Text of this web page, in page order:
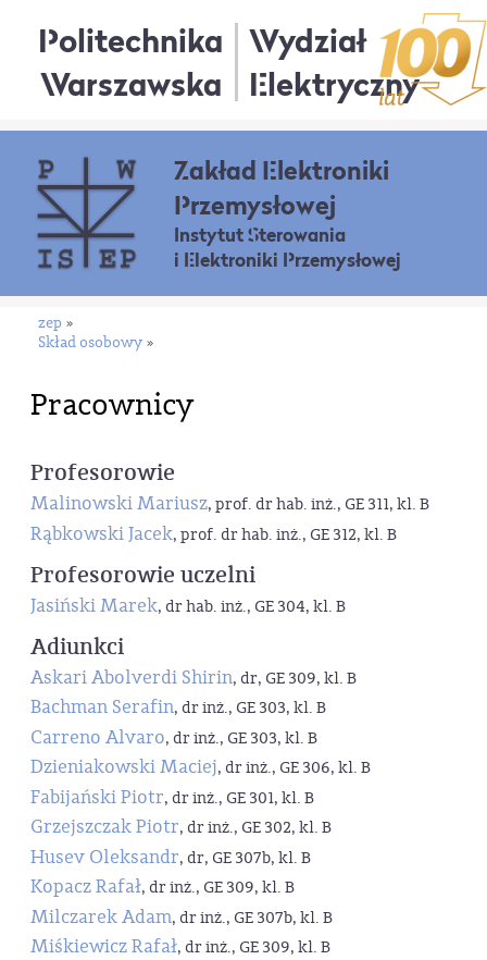
Politechnika
Warszawska
Wydział
Elektryczny
Zakład Elektroniki
Przemysłowej
Instytut Sterowania
i Elektroniki Przemysłowej
zep »
Skład osobowy »
Pracownicy
Profesorowie
Malinowski Mariusz, prof. dr hab. inż., GE 311, kl. B
Rąbkowski Jacek, prof. dr hab. inż., GE 312, kl. B
Profesorowie uczelni
Jasiński Marek, dr hab. inż., GE 304, kl. B
Adiunkci
Askari Abolverdi Shirin, dr, GE 309, kl. B
Bachman Serafin, dr inż., GE 303, kl. B
Carreno Alvaro, dr inż., GE 303, kl. B
Dzieniakowski Maciej, dr inż., GE 306, kl. B
Fabijański Piotr, dr inż., GE 301, kl. B
Grzejszczak Piotr, dr inż., GE 302, kl. B
Husev Oleksandr, dr, GE 307b, kl. B
Kopacz Rafał, dr inż., GE 309, kl. B
Milczarek Adam, dr inż., GE 307b, kl. B
Miśkiewicz Rafał, dr inż., GE 309, kl. B